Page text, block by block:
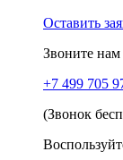
Оставить
Звоните
+7 499 705
(Звонок